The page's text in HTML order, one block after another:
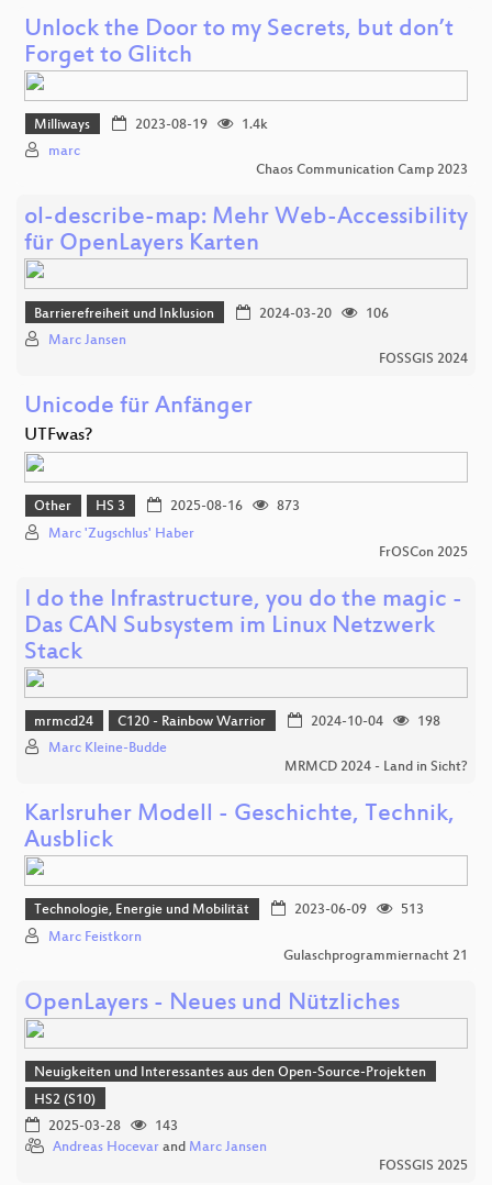
Unlock the Door to my Secrets, but don’t
Forget to Glitch
Milliways 2023-08-19
1.4k
marc
Chaos Communication Camp 2023
ol-describe-map: Mehr Web-Accessibility
für OpenLayers Karten
Barrierefreiheit und Inklusion 2024-03-20
106
Marc Jansen
FOSSGIS 2024
Unicode für Anfänger
UTFwas?
Other HS 3 2025-08-16
873
Marc 'Zugschlus' Haber
FrOSCon 2025
I do the Infrastructure, you do the magic -
Das CAN Subsystem im Linux Netzwerk
Stack
mrmcd24 C120 - Rainbow Warrior 2024-10-04
198
Marc Kleine-Budde
MRMCD 2024 - Land in Sicht?
Karlsruher Modell - Geschichte, Technik,
Ausblick
Technologie, Energie und Mobilität 2023-06-09
513
Marc Feistkorn
Gulaschprogrammiernacht 21
OpenLayers - Neues und Nützliches
Neuigkeiten und Interessantes aus den Open-Source-Projekten
HS2 (S10)
2025-03-28
143
Andreas Hocevar and Marc Jansen
FOSSGIS 2025